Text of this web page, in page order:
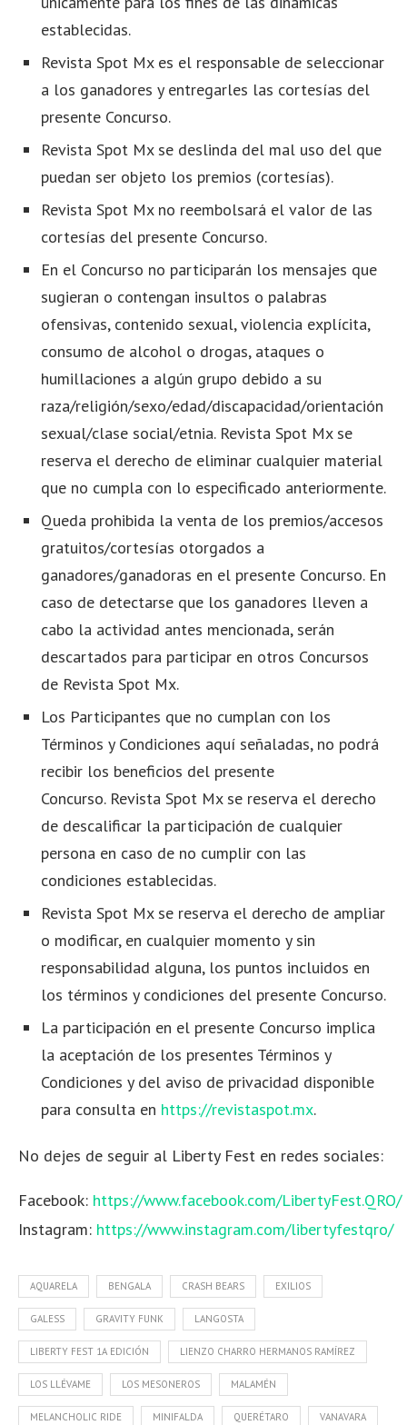
establecidas.
Revista Spot Mx es el responsable de seleccionar
a los ganadores y entregarles las cortesías del
presente Concurso.
Revista Spot Mx se deslinda del mal uso del que
puedan ser objeto los premios (cortesías).
Revista Spot Mx no reembolsará el valor de las
cortesías del presente Concurso.
En el Concurso no participarán los mensajes que
sugieran o contengan insultos o palabras
ofensivas, contenido sexual, violencia explícita,
consumo de alcohol o drogas, ataques o
humillaciones a algún grupo debido a su
raza/religión/sexo/edad/discapacidad/orientación
sexual/clase social/etnia. Revista Spot Mx se
reserva el derecho de eliminar cualquier material
que no cumpla con lo especificado anteriormente.
Queda prohibida la venta de los premios/accesos
gratuitos/cortesías otorgados a
ganadores/ganadoras en el presente Concurso. En
caso de detectarse que los ganadores lleven a
cabo la actividad antes mencionada, serán
descartados para participar en otros Concursos
de Revista Spot Mx.
Los Participantes que no cumplan con los
Términos y Condiciones aquí señaladas, no podrá
recibir los beneficios del presente
Concurso. Revista Spot Mx se reserva el derecho
de descalificar la participación de cualquier
persona en caso de no cumplir con las
condiciones establecidas.
Revista Spot Mx se reserva el derecho de ampliar
o modificar, en cualquier momento y sin
responsabilidad alguna, los puntos incluidos en
los términos y condiciones del presente Concurso.
La participación en el presente Concurso implica
la aceptación de los presentes Términos y
Condiciones y del aviso de privacidad disponible
para consulta en https://revistaspot.mx.
No dejes de seguir al Liberty Fest en redes sociales:
Facebook: https://www.facebook.com/LibertyFest.QRO/
Instagram: https://www.instagram.com/libertyfestqro/
AQUARELA BENGALA CRASH BEARS EXILIOS
GALESS GRAVITY FUNK LANGOSTA
LIBERTY FEST 1A EDICIÓN LIENZO CHARRO HERMANOS RAMÍREZ
LOS LLÉVAME LOS MESONEROS MALAMÉN
MELANCHOLIC RIDE MINIFALDA QUERÉTARO VANAVARA